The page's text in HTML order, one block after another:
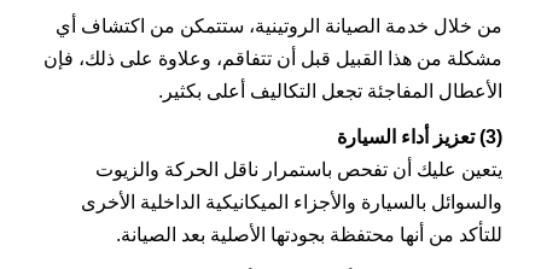
من خلال خدمة الصيانة الروتينية، ستتمكن من اكتشاف أي
مشكلة من هذا القبيل قبل أن تتفاقم، وعلاوة على ذلك، فإن
الأعطال المفاجئة تجعل التكاليف أعلى بكثير.
(3) تعزيز أداء السيارة
يتعين عليك أن تفحص باستمرار ناقل الحركة والزيوت
والسوائل بالسيارة والأجزاء الميكانيكية الداخلية الأخرى
للتأكد من أنها محتفظة بجودتها الأصلية بعد الصيانة.